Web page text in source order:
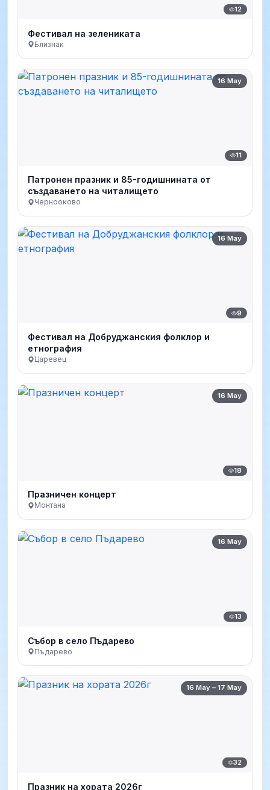
12
Фестивал на зелениката
Близнак
16 May
11
Патронен празник и 85-годишнината от
създаването на читалището
Чернооково
16 May
9
Фестивал на Добруджанския фолклор и
етнография
Царевец
16 May
18
Празничен концерт
Монтана
16 May
13
Събор в село Пъдарево
Пъдарево
16 May – 17 May
32
Празник на хората 2026г